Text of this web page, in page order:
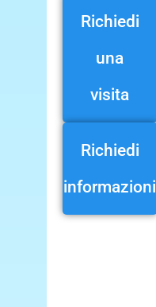
Richiedi
una
visita
Richiedi
informazioni